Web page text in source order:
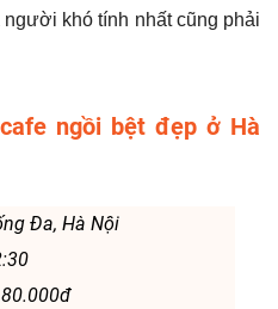
khó tính nhất cũng phải
ngồi bệt đẹp ở Hà
Đa, Hà Nội